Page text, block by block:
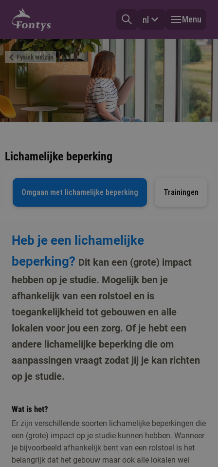
nl Menu
Fysiek welzijn
Lichamelijke beperking
Omgaan met lichamelijke beperking Trainingen
Heb je een lichamelijke
beperking? Dit kan een (grote) impact
hebben op je studie. Mogelijk ben je
afhankelijk van een rolstoel en is
toegankelijkheid tot gebouwen en alle
lokalen voor jou een zorg. Of je hebt een
andere lichamelijke beperking die om
aanpassingen vraagt zodat jij je kan richten
op je studie.
Wat is het?
Er zijn verschillende soorten lichamelijke beperkingen die
een (grote) impact op je studie kunnen hebben. Wanneer
je bijvoorbeeld afhankelijk bent van een rolstoel is het
belangrijk dat het gebouw maar ook alle lokalen wel